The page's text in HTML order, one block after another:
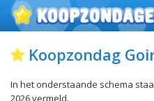
Koopzondag
In het onderstaande schema
2026 vermeld.